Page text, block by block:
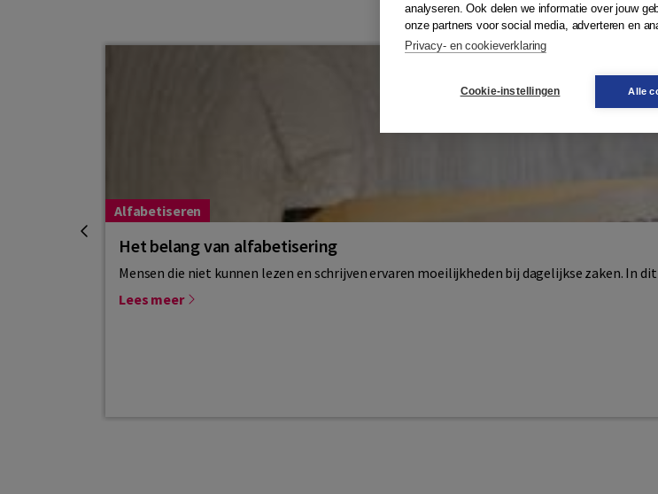
Alfabetiseren
Het belang van alfabetisering
Mensen die niet kunnen lezen en schrijven ervaren moeilijkheden bij dagelijkse zaken. In
Lees meer
analyseren. Ook delen we informatie over jouw
onze partners voor social media, adverteren en
Privacy- en cookieverklaring
Cookie-instellingen Alle